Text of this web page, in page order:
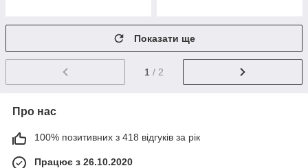
Показати ще
1 / 2
Про нас
100% позитивних з 418 відгуків за рік
Працює з 26.10.2020